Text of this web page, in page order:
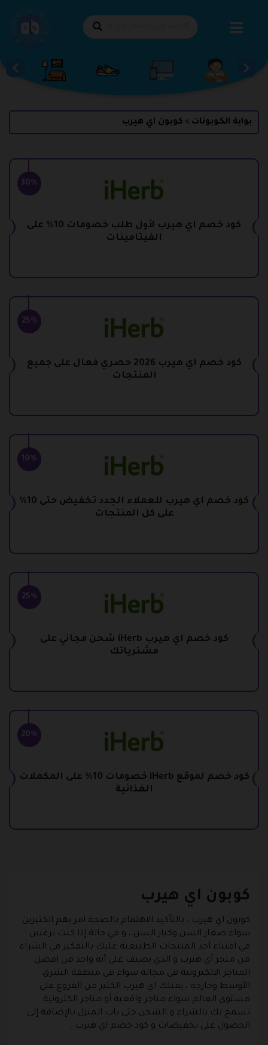
بوابة الكوبونات > كوبون اي هيرب
30%
كود خصم اي هيرب لأول طلب خصومات 10% على
الفيتامينات
25%
كود خصم اي هيرب 2026 حصري فعال على جميع
المنتجات
10%
كود خصم اي هيرب للعملاء الجدد تخفيض حتى 10%
على كل المنتجات
25%
كود خصم اي هيرب iHerb شحن مجاني على
مشترياتك
20%
كود خصم لموقع iHerb خصومات 10% على المكملات
الغذائية
كوبون اي هيرب
كوبون اي هيرب ، بالتأكيد الاهتمام بالصحة امر يهم الكثيرين
سواء صغار السن وكبار السن ، و في حالة إذا كنت ترغبين
في اقتناء أحد المنتجات الطبيعية عليك بالتفكير في الشراء
من متجر آي هيرب و الذي يصنف على أنه واحد من افضل
المتاجر الالكترونية في مجالة سواء في منطقة الشرق
الأوسط وخارجه ، يمتلك اي هيرب الكثير من الفروع على
مستوى العالم سواء متاجر واقعية أو متاجر الكترونية
تسمح لك بالشراء و الشحن حتى باب المنزل بالإضافة إلى
الحصول على تخفيضات و كود خصم اي هيرب .